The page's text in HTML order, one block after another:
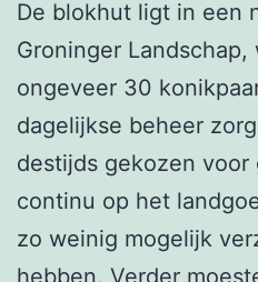
De blokhut ligt in een
Groninger
ongeveer 30
dagelijkse beheer
destijds gekozen voor
continu op het
zo weinig mogelijk
hebben. Verder